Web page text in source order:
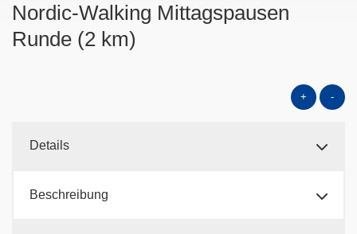
Nordic-Walking Mittagspausen
Runde (2 km)
+ -
Details
Beschreibung